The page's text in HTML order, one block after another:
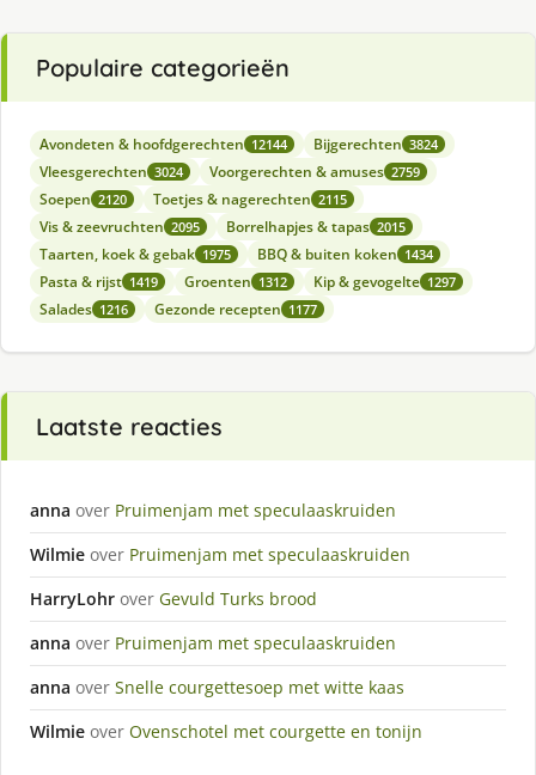
Populaire categorieën
Avondeten & hoofdgerechten 12144 Bijgerechten 3824
Vleesgerechten 3024 Voorgerechten & amuses 2759
Soepen 2120 Toetjes & nagerechten 2115
Vis & zeevruchten 2095 Borrelhapjes & tapas 2015
Taarten, koek & gebak 1975 BBQ & buiten koken 1434
Pasta & rijst 1419 Groenten 1312 Kip & gevogelte 1297
Salades 1216 Gezonde recepten 1177
Laatste reacties
anna over Pruimenjam met speculaaskruiden
Wilmie over Pruimenjam met speculaaskruiden
HarryLohr over Gevuld Turks brood
anna over Pruimenjam met speculaaskruiden
anna over Snelle courgettesoep met witte kaas
Wilmie over Ovenschotel met courgette en tonijn